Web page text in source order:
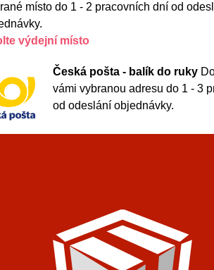
místo do 1 - 2 pracovních dní od
výdejní místo
Česká pošta - balík do ruky
vámi vybranou adresu do 1 - 3
od odeslání objednávky.